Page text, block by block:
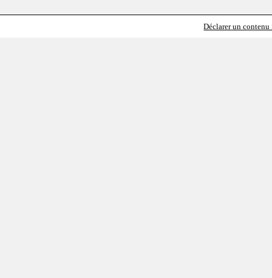
Déclarer un